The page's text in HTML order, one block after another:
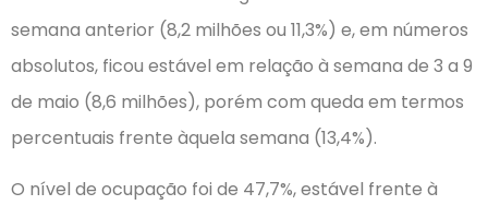
semana anterior (8,2 milhões ou 11,3%) e, em números
absolutos, ficou estável em relação à semana de 3 a 9
de maio (8,6 milhões), porém com queda em termos
percentuais frente àquela semana (13,4%).
O nível de ocupação foi de 47,7%, estável frente à